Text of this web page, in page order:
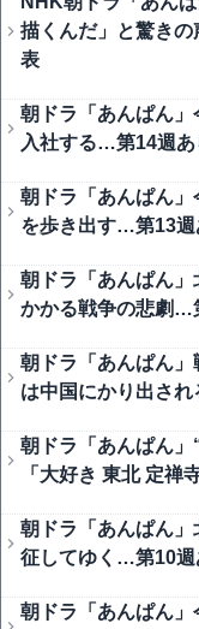
描くんだ」と驚き
表
朝ドラ「あんぱん
入社する…第14週
朝ドラ「あんぱん
を歩き出す…第13週
朝ドラ「あんぱん
かかる戦争の悲劇…
朝ドラ「あんぱん
は中国にかり出さ
朝ドラ「あんぱん
「大好き 東北 定禅
朝ドラ「あんぱん
征してゆく…第10週
朝ドラ「あんぱん」